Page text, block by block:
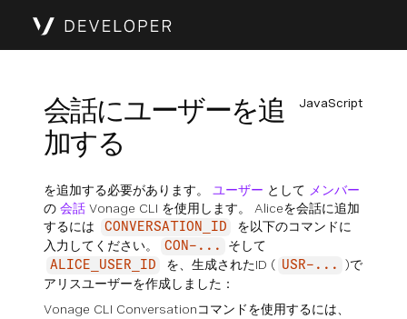
JavaScript
会話にユーザーを追
加する
を追加する必要があります。 ユーザー として メンバー
の 会話 Vonage CLI を使用します。 Aliceを会話に追加
するには
CONVERSATION_ID
を以下のコマンドに
入力してください。
CON-... そして
ALICE_USER_ID を、生成されたID ( USR-...
)で
アリスユーザーを作成しました：
Vonage CLI Conversationコマンドを使用するには、